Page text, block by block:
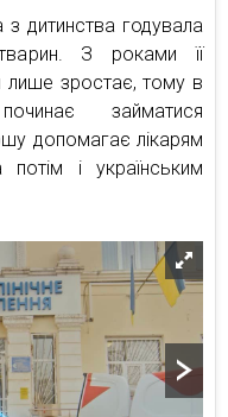
дитинства годувала
З роками її
лише зростає, тому в
займатися
допомагає лікарям
і українським